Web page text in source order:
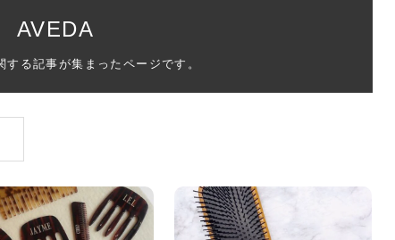
メントの付け方で
が変わる｜効かな
ントの付け方で仕上がりは
ります。今回は、毛先中心
新生活シーズン、朝の身支度を少しで
も短くしたい人は多いはず。じつは寝
癖は、...
みが気になる人
春トレンドの明る
トレンドカラーは明るめのく
です。ただし、髪がすでに
職場で浮かない落ち着いたトーンにし
たいけれど、どこか垢抜けた印象にし
たいと...
ショートウルフ最
ドとは？ナチュラ
ショートウルフは、ナチュラ
ーな仕上がりが今っぽい正
2026年はレイヤーカットを使った髪型
のトレンドと重なり、ルーズウェーブ
ヘ...
行くのが恥ずかし
の変化に気づいた
容室に行けていないし、そ
を変えて気分転換したいと
美容室を倒産する数が増えているとい
うニュースがありました。もともと美
容室の...
パの落とし穴！知
損する真実
し、リラックス効果や美髪
毎日のちょっとした習慣で小顔は作れ
る！頭のこりをほぐしてフェイスライ
ンのリ...
るには？毎日の洗
活習慣を見直す基
に育てるには高価なアイテ
前に、洗い方や乾かし方、
目元の印象を左右するのは目そのもの
ではなく、頭皮の状態かもしれませ
ん。以下...
スシャンプーって
の？無印良品など
で人気の発酵成分が、シャ
広がっています。無印良品
ヘアアイロンを使うのが苦手、火傷が
怖いと感じている方はいないでしょう
か？そ...
ストのメイク術｜
イテムで「自分ら
のコスメを持っているの
使っているのはいつも同じ
メイクをしている時間も、スキンケア
の時間に変えるという発想から生まれ
たのが...
を目指す！美容鍼
後悔しない選び方
インをすっきりさせたいと
を抱えている方はいないで
サロンのメニューを見ていると、「リ
ンパマッサージ」の他に「経絡マッサ
ージ」...
が変わる「顔脱
つのメリットと、始
カミソリで剃って、毛抜き
、日々の自己処理を手間に
「ムダ毛が気になる」とお子さんが悩
んでいる姿を見て、エステ脱毛を検討
し始め...
気アップネイルガ
開！幸運を呼ぶ色
となく運気が停滞している
悩んでいないでしょうか？
SNSや雑誌で見かけた素敵なネイルデ
ザインを、いざ自分の爪に試してみた
ら、...
の見分け方＆自宅で
...
て、急に小じわが増えたと
良い？その違いは？PDRN
や...
ルルルン ハイドラシリーズを使いたい
ールハンドエステの
、...
と一言で言っても、最新の
しませんか？失敗する人の
共通点...
医師の管理のもと、科学的根拠に基づ
AVEDA
する記事が集まったページです。